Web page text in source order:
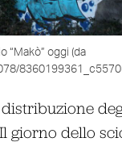
“Makò” oggi (da
giorno dello